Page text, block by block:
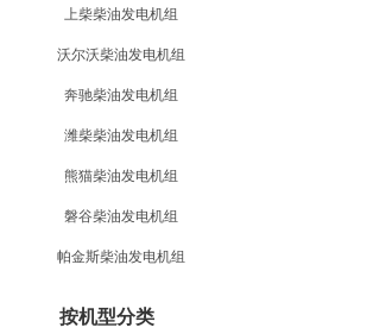
上柴柴油发电机组
沃尔沃柴油发电机组
奔驰柴油发电机组
潍柴柴油发电机组
熊猫柴油发电机组
磐谷柴油发电机组
帕金斯柴油发电机组
按机型分类